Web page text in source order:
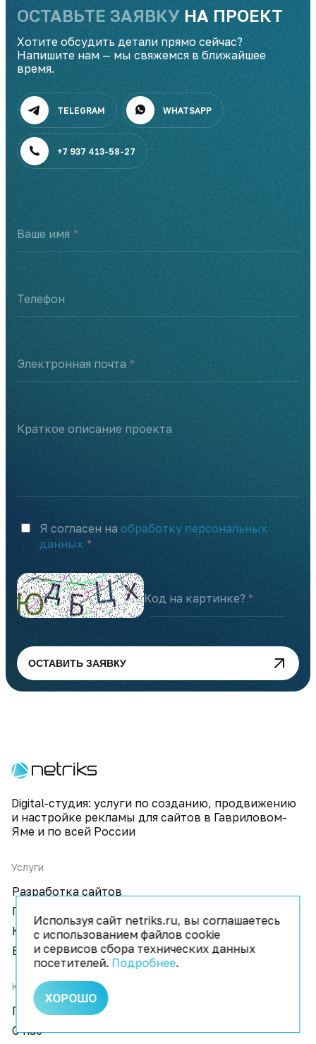
ОСТАВЬТЕ ЗАЯВКУ НА ПРОЕКТ
Хотите обсудить детали прямо сейчас?
Напишите нам — мы свяжемся в ближайшее
время.
TELEGRAM WHATSAPP
+7 937 413-58-27
Ваше имя
Телефон
Электронная почта
Краткое описание проекта
Я согласен на обработку персональных
данных
Код на картинке?
ОСТАВИТЬ ЗАЯВКУ
Digital-студия: услуги по созданию, продвижению
и настройке рекламы для сайтов в Гавриловом-
Яме и по всей России
Услуги
Разработка сайтов
Продвижение
Контекстная реклама
Виртуальные туры
Компания
Портфолио
О нас
Используя сайт netriks.ru, вы соглашаетесь
с использованием файлов cookie
и сервисов сбора технических данных
посетителей. Подробнее.
ХОРОШО